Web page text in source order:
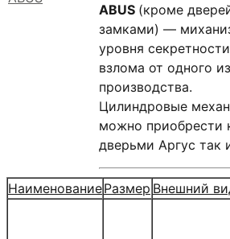
ABUS (кроме
замками) —
уровня
взлома от одного
производства.
Цилиндровые
можно приобрести
дверьми Аргус так
НаименованиеРазмер Внешний